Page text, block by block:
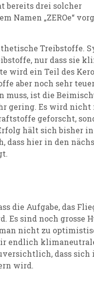
bereits drei solcher
Namen „ZEROe“
Treibstoffe.
nur dass sie
wird ein Teil des
aber noch sehr
muss, ist die
gering. Es wird nicht
geforscht,
hält sich bisher in
dass hier in den
die Aufgabe, das
sind noch grosse
nicht zu
endlich
dass
wird.